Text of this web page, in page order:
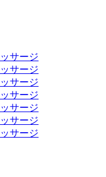
サージ
サージ
サージ
サージ
サージ
サージ
サージ